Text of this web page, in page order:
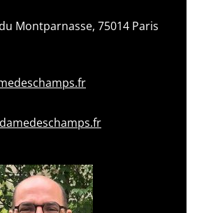
Montparnasse, 75014 Paris